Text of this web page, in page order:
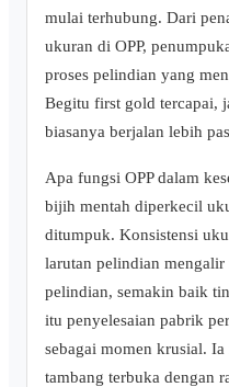
mulai terhubung. Dari
ukuran di OPP,
proses pelindian yang
Begitu first gold tercapai,
biasanya berjalan lebih
Apa fungsi OPP dalam
bijih mentah diperkecil
ditumpuk. Konsistensi
larutan pelindian mengalir
pelindian, semakin baik
itu penyelesaian pabrik
sebagai momen krusial.
tambang terbuka dengan